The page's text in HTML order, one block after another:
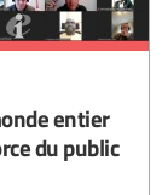
entier
du public